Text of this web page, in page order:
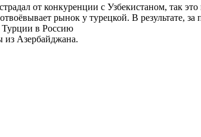
от конкуренции с Узбекистаном, так
рынок у турецкой. В результате,
Турции в Россию
из Азербайджана.